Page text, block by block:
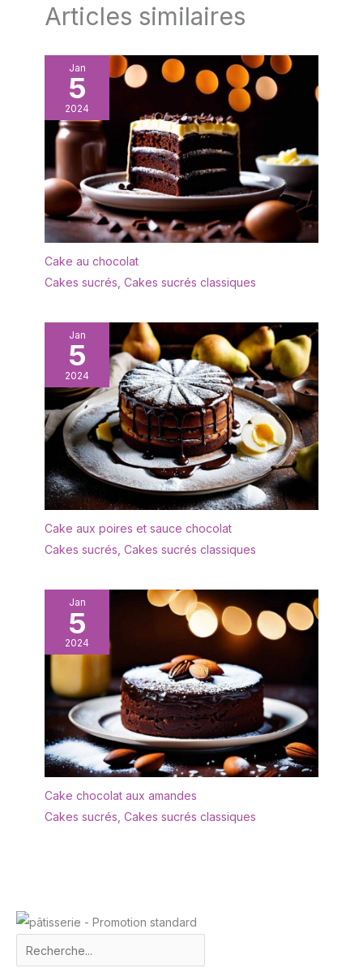
Articles similaires
Jan
5
2024
Cake au chocolat
Cakes sucrés Cakes sucrés classiques
Jan
5
2024
Cake aux poires et sauce chocolat
Cakes sucrés Cakes sucrés classiques
Jan
5
2024
Cake chocolat aux amandes
Cakes sucrés Cakes sucrés classiques